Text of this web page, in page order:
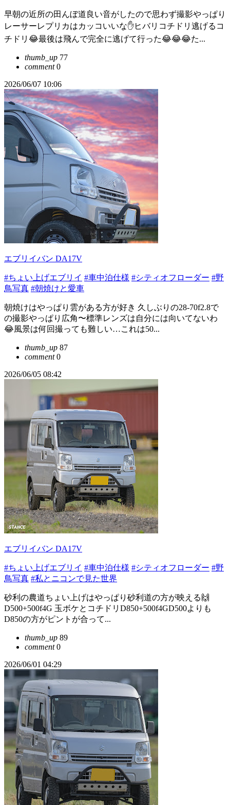
早朝の近所の田んぼ道良い音がしたので思わず撮影やっぱり
レーサーレプリカはカッコいいな✋ヒバリコチドリ逃げるコ
チドリ😂最後は飛んで完全に逃げて行った😂😂😂た...
thumb_up 77
comment0
2026/06/07 10:06
エブリイバン DA17V
#ちょい上げエブリイ #車中泊仕様 #シティオフローダー #野
鳥写真 #朝焼けと愛車
朝焼けはやっぱり雲がある方が好き 久しぶりの28-70f2.8で
の撮影やっぱり広角〜標準レンズは自分には向いてないわ
😂風景は何回撮っても難しい…これは50...
thumb_up 87
comment0
2026/06/05 08:42
エブリイバン DA17V
#ちょい上げエブリイ #車中泊仕様 #シティオフローダー #野
鳥写真 #私とニコンで見た世界
砂利の農道ちょい上げはやっぱり砂利道の方が映える🙌
D500+500f4G 玉ボケとコチドリD850+500f4GD500よりも
D850の方がピントが合って...
thumb_up 89
comment0
2026/06/01 04:29